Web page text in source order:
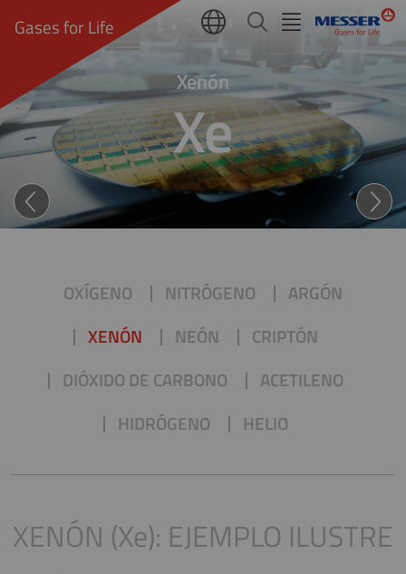
Gases for Life
Xenón
XeXENÓN (Xe): EJEMPLO
OXÍGENO NITRÓGENO
ARGÓN
XENÓN
NEÓN
CRIPTÓN
DIÓXIDO DE CARBONO
ACETILENO
HIDRÓGENO
HELIO
XENÓN (Xe): EJEMPLO ILUSTRE